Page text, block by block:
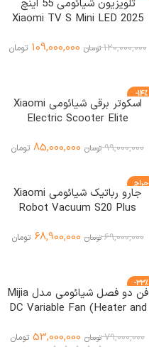
تلویزیون شیائومی 55 اینچ
Xiaomi TV S Mini LED 2025
120,000,000 تومان 109,000,000 تومان
-14%
اسکوتر برقی شیائومی Xiaomi
Electric Scooter Elite
99,000,000 تومان 85,000,000 تومان
حراج
جارو رباتیک شیائومی Xiaomi
Robot Vacuum S20 Plus
69,000,000 تومان 68,900,000 تومان
-33%
ویژه
فن دو فصل شیائومی مدل Mijia
DC Variable Fan (Heater and
79,000,000 تومان 53,000,000 تومان